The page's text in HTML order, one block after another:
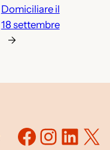
Domiciliare il
18 settembre
→
X